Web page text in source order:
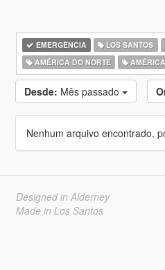
EMERGÊNCIA LOS SANTOS
AMÉRICA DO NORTE
Desde: Mês passado
Nenhum arquivo encontrado,
Designed in Alderney
Made in Los Santos